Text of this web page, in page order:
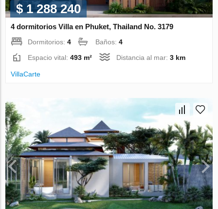
$ 1 288 240
4 dormitorios Villa en Phuket, Thailand No. 3179
Dormitorios:4 Baños:4
Espacio vital:493 m² Distancia al mar:3 km
VillaСarte